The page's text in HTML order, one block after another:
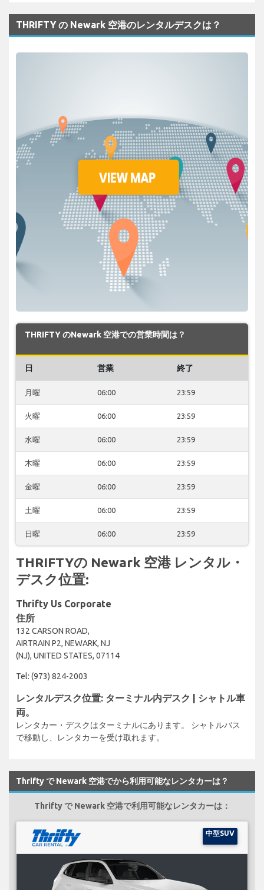
THRIFTY の Newark 空港のレンタルデスクは？
THRIFTY のNewark 空港での営業時間は？
日 営業 終了
月曜 06:00 23:59
火曜 06:00 23:59
水曜 06:00 23:59
木曜 06:00 23:59
金曜 06:00 23:59
土曜 06:00 23:59
日曜 06:00 23:59
THRIFTYの Newark 空港 レンタル・
デスク位置:
Thrifty Us Corporate
住所
132 CARSON ROAD,
AIRTRAIN P2, NEWARK, NJ
(NJ), UNITED STATES, 07114
Tel: (973) 824-2003
レンタルデスク位置: ターミナル内デスク | シャトル車
両。
レンタカー・デスクはターミナルにあります。 シャトルバス
で移動し、レンタカーを受け取れます。
Thrifty で Newark 空港でから利用可能なレンタカーは？
Thrifty で Newark 空港で利用可能なレンタカーは：
中型SUV